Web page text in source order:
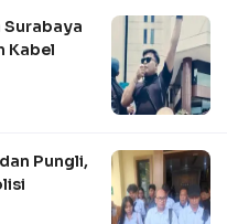
Surabaya
Kabel
Pungli,